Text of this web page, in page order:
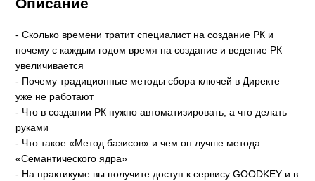
- Сколько времени тратит специалист на создание РК и
почему с каждым годом время на создание и ведение РК
увеличивается
- Почему традиционные методы сбора ключей в Директе
уже не работают
- Что в создании РК нужно автоматизировать, а что делать
руками
- Что такое «Метод базисов» и чем он лучше метода
«Семантического ядра»
- На практикуме вы получите доступ к сервису GOODKEY и в